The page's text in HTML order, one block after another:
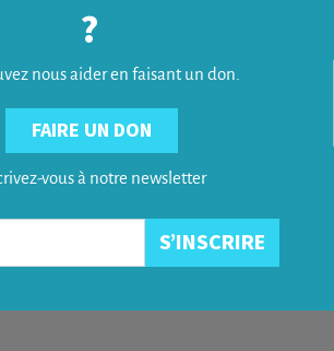
?
nous aider en faisant un don.
FAIRE UN DON
vous à notre newsletter